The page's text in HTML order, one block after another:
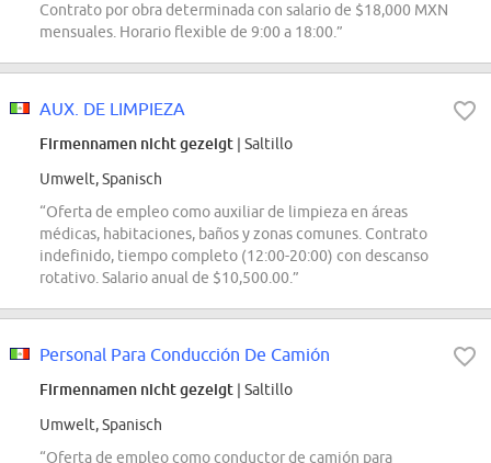
Contrato por obra determinada con salario de $18,000 MXN
mensuales. Horario flexible de 9:00 a 18:00.”
AUX. DE LIMPIEZA
Firmennamen nicht gezeigt | Saltillo
Umwelt, Spanisch
“Oferta de empleo como auxiliar de limpieza en áreas
médicas, habitaciones, baños y zonas comunes. Contrato
indefinido, tiempo completo (12:00-20:00) con descanso
rotativo. Salario anual de $10,500.00.”
Personal Para Conducción De Camión
Firmennamen nicht gezeigt | Saltillo
Umwelt, Spanisch
“Oferta de empleo como conductor de camión para